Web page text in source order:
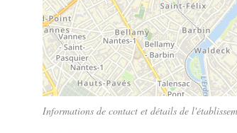
Informations de contact et détails de